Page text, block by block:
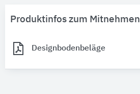
Produktinfos zum Mitnehmen
Designbodenbeläge